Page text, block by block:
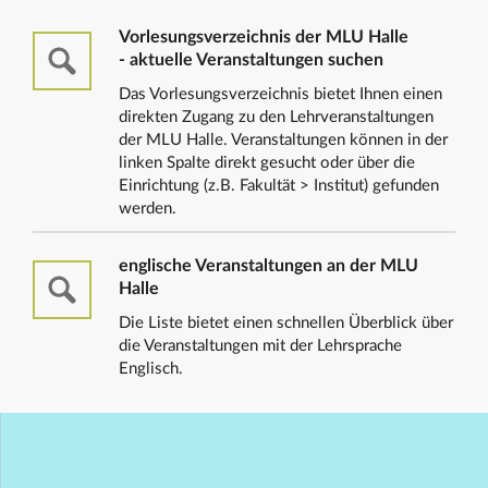
Vorlesungsverzeichnis der MLU Halle
- aktuelle Veranstaltungen suchen
Das Vorlesungsverzeichnis bietet Ihnen einen
direkten Zugang zu den Lehrveranstaltungen
der MLU Halle. Veranstaltungen können in der
linken Spalte direkt gesucht oder über die
Einrichtung (z.B. Fakultät > Institut) gefunden
werden.
englische Veranstaltungen an der MLU
Halle
Die Liste bietet einen schnellen Überblick über
die Veranstaltungen mit der Lehrsprache
Englisch.